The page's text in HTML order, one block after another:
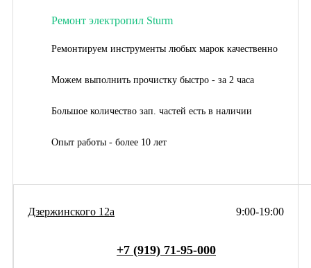
Ремонт электропил Sturm
Ремонтируем инструменты любых марок качественно
Можем выполнить прочистку быстро - за 2 часа
Большое количество зап. частей есть в наличии
Опыт работы - более 10 лет
9:00-19:00
Дзержинского 12а
+7 (919) 71-95-000